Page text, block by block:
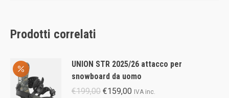
Prodotti correlati
UNION STR 2025/26 attacco per
snowboard da uomo
€199,00 Il
€159,00 IlIVA inc.